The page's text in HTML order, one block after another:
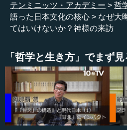
ケーションのための1つの約束事
学が発生するのです。
にしてやろう」などと言って「
りおまじないの言葉を言ってく
代にわたって伝えていくことで
これが「日本文学の発生」とい
これがまた難しくて、発生と成
いうと、712年に稗田阿礼（ひえ
テンミニッツ・アカデミー
哲
語った日本文化の核心
なぜ大
てはいけないか？神様の来訪
「哲学と生き方」でまず